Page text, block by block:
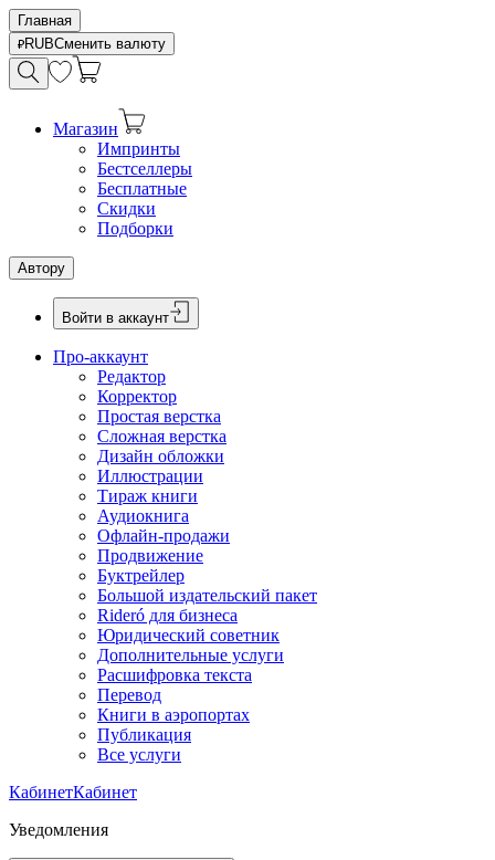
Главная
RUBСменить валюту
Магазин
Импринты
Бестселлеры
Бесплатные
Скидки
Подборки
Автору
Войти в аккаунт
Про-аккаунт
Редактор
Корректор
Простая верстка
Сложная верстка
Дизайн обложки
Иллюстрации
Тираж книги
Аудиокнига
Офлайн-продажи
Продвижение
Буктрейлер
Большой издательский пакет
Rideró для бизнеса
Юридический советник
Дополнительные услуги
Расшифровка текста
Перевод
Книги в аэропортах
Публикация
Все услуги
КабинетКабинет
Уведомления